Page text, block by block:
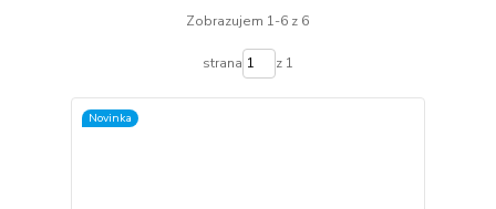
Zobrazujem 1-6 z 6
strana z 1
Novinka